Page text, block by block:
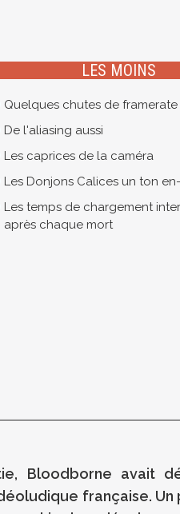
LES MOINS
Quelques chutes de framerate
De l'aliasing aussi
Les caprices de la caméra
Les Donjons Calices un ton
Les temps de chargement
après chaque mort
Bloodborne avait
française. Un